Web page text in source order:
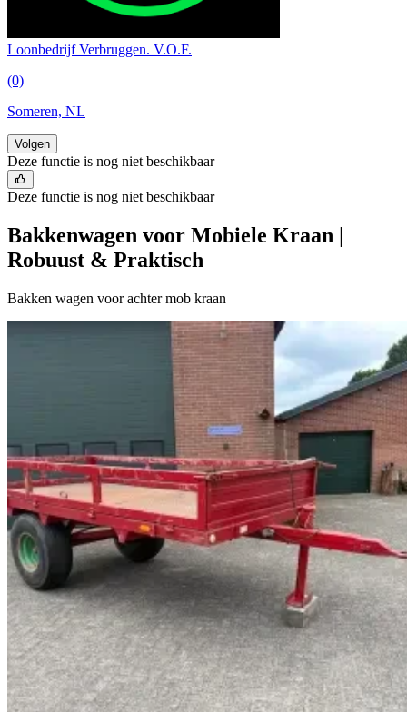
Loonbedrijf Verbruggen. V.O.F.
(0)
Someren, NL
Volgen
Deze functie is nog niet beschikbaar
Deze functie is nog niet beschikbaar
Bakkenwagen voor Mobiele Kraan |
Robuust & Praktisch
Bakken wagen voor achter mob kraan